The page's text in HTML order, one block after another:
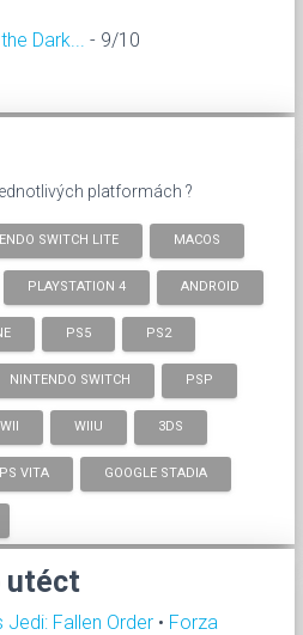
Dark...
- 9/10
platformách ?
SWITCH LITE MACOS
PLAYSTATION 4 ANDROID
PS5 PS2
NINTENDO SWITCH PSP
WII WIIU 3DS
PS VITA GOOGLE STADIA
utéct
Jedi: Fallen Order • Forza